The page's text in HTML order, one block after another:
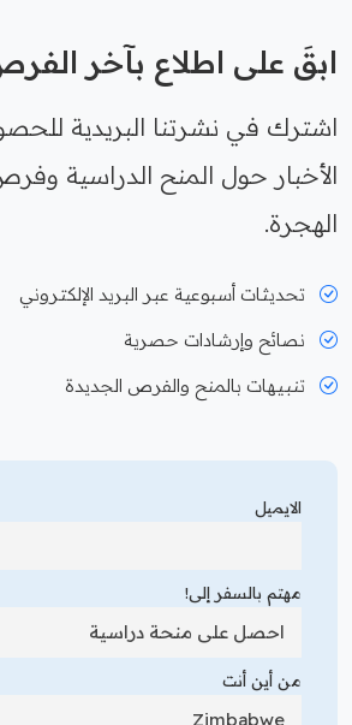
ابقَ على اطلاع بآخر
اشترك في نشرتنا البريدية
الأخبار حول المنح الدراسية
الهجرة.
تحديثات أسبوعية عبر البريد الإلكتروني
نصائح وإرشادات حصرية
تنبيهات بالمنح والفرص الجديدة
الايميل
مهتم بالسفر إلى!
من أين أنت